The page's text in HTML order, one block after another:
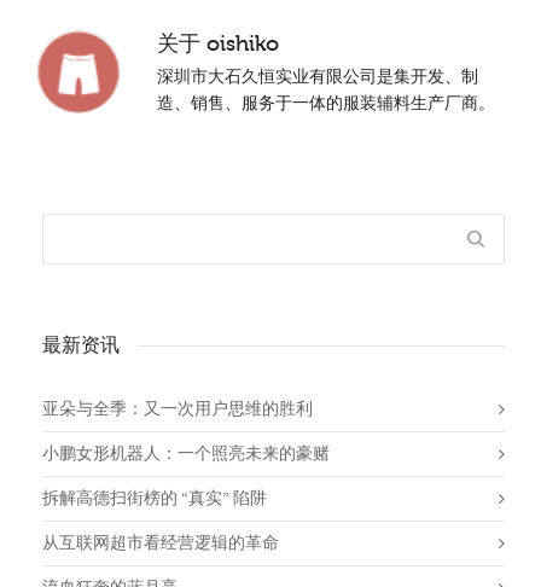
关于 oishiko
深圳市大石久恒实业有限公司是集开发、制
造、销售、服务于一体的服装辅料生产厂商。
最新资讯
亚朵与全季：又一次用户思维的胜利
小鹏女形机器人：一个照亮未来的豪赌
拆解高德扫街榜的 “真实” 陷阱
从互联网超市看经营逻辑的革命